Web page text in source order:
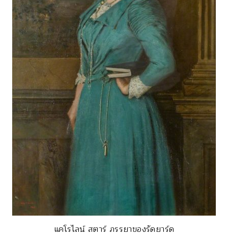
แคโรไลน์ สตาร์ ภรรยาของรัดยาร์ด